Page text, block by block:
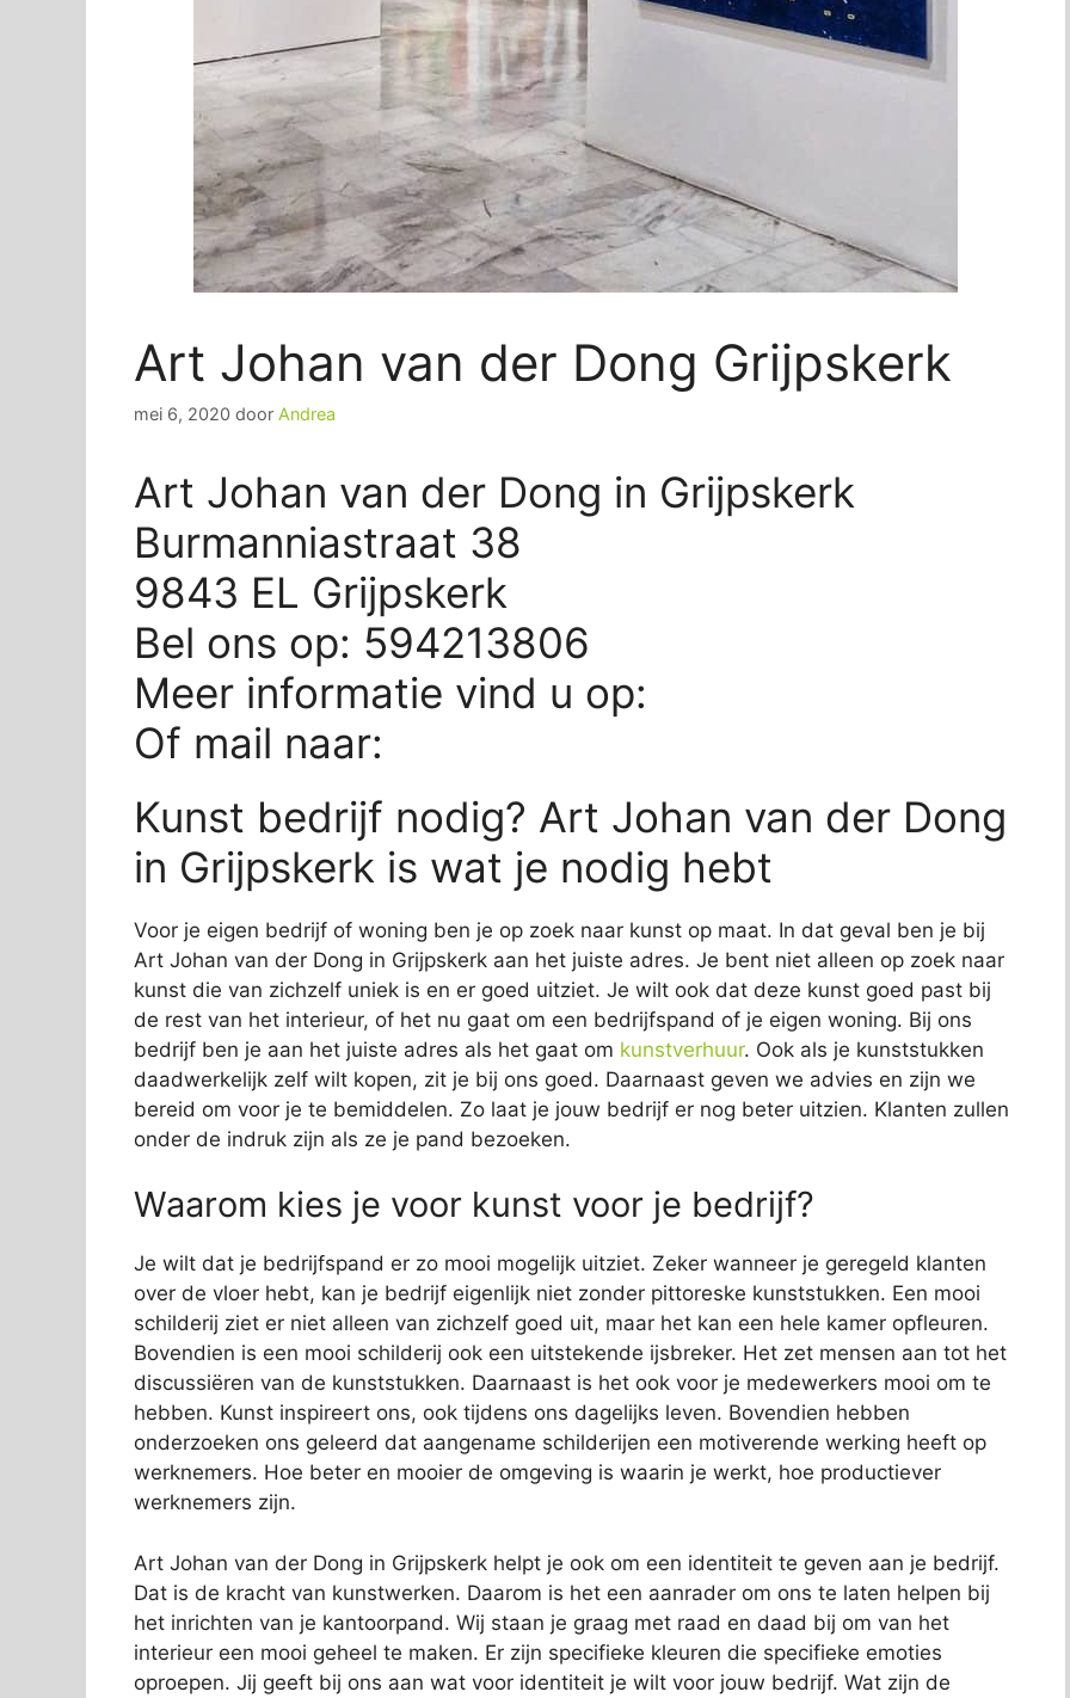
Art Johan van der Dong Grijpskerk
mei 6, 2020 door Andrea
Art Johan van der Dong in Grijpskerk
Burmanniastraat 38
9843 EL Grijpskerk
Bel ons op: 594213806
Meer informatie vind u op:
Of mail naar:
Kunst bedrijf nodig? Art Johan van der Dong
in Grijpskerk is wat je nodig hebt
Voor je eigen bedrijf of woning ben je op zoek naar kunst op maat. In dat geval ben je bij
Art Johan van der Dong in Grijpskerk aan het juiste adres. Je bent niet alleen op zoek naar
kunst die van zichzelf uniek is en er goed uitziet. Je wilt ook dat deze kunst goed past bij
de rest van het interieur, of het nu gaat om een bedrijfspand of je eigen woning. Bij ons
bedrijf ben je aan het juiste adres als het gaat om kunstverhuur. Ook als je kunststukken
daadwerkelijk zelf wilt kopen, zit je bij ons goed. Daarnaast geven we advies en zijn we
bereid om voor je te bemiddelen. Zo laat je jouw bedrijf er nog beter uitzien. Klanten zullen
onder de indruk zijn als ze je pand bezoeken.
Waarom kies je voor kunst voor je bedrijf?
Je wilt dat je bedrijfspand er zo mooi mogelijk uitziet. Zeker wanneer je geregeld klanten
over de vloer hebt, kan je bedrijf eigenlijk niet zonder pittoreske kunststukken. Een mooi
schilderij ziet er niet alleen van zichzelf goed uit, maar het kan een hele kamer opfleuren.
Bovendien is een mooi schilderij ook een uitstekende ijsbreker. Het zet mensen aan tot het
discussiëren van de kunststukken. Daarnaast is het ook voor je medewerkers mooi om te
hebben. Kunst inspireert ons, ook tijdens ons dagelijks leven. Bovendien hebben
onderzoeken ons geleerd dat aangename schilderijen een motiverende werking heeft op
werknemers. Hoe beter en mooier de omgeving is waarin je werkt, hoe productiever
werknemers zijn.
Art Johan van der Dong in Grijpskerk helpt je ook om een identiteit te geven aan je bedrijf.
Dat is de kracht van kunstwerken. Daarom is het een aanrader om ons te laten helpen bij
het inrichten van je kantoorpand. Wij staan je graag met raad en daad bij om van het
interieur een mooi geheel te maken. Er zijn specifieke kleuren die specifieke emoties
oproepen. Jij geeft bij ons aan wat voor identiteit je wilt voor jouw bedrijf. Wat zijn de